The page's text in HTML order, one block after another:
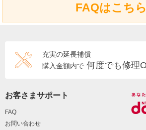
FAQはこちら
充実の延長補償
購入金額内で 何度でも修理
お客さまサポート
FAQ
お問い合わせ